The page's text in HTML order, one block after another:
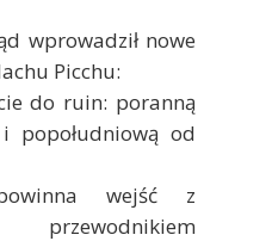
wprowadził nowe
Picchu:
do ruin: poranną
od
wejść z
przewodnikiem